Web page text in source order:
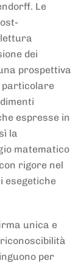
Le
dei
prospettiva
particolare
espresse in
la
matematico
rigore nel
esegetiche
unica e
per